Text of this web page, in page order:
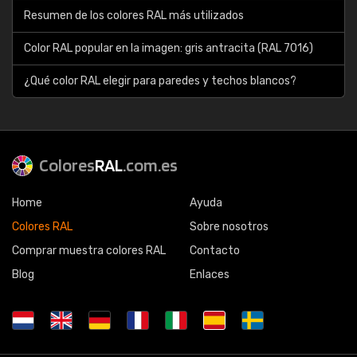
Resumen de los colores RAL más utilizados
Color RAL popular en la imagen: gris antracita (RAL 7016)
¿Qué color RAL elegir para paredes y techos blancos?
ColoresRAL.com.es
Home
Colores RAL
Comprar muestra colores RAL
Blog
Ayuda
Sobre nosotros
Contacto
Enlaces